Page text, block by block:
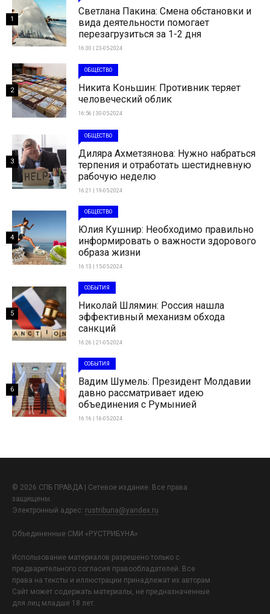
Светлана Пакина: Смена обстановки и
вида деятельности помогает
перезагрузиться за 1-2 дня
16:30 | 23-05-2024
1
ОБЩЕСТВО
Никита Коньшин: Противник теряет
человеческий облик
16:56 | 30-05-2024
2
ОБЩЕСТВО
Диляра Ахметзянова: Нужно набраться
терпения и отработать шестидневную
рабочую неделю
16:21 | 19-05-2024
3
ОБЩЕСТВО
Юлия Кушнир: Необходимо правильно
информировать о важности здорового
образа жизни
16:13 | 15-05-2024
4
СОБЫТИЯ
Николай Шлямин: Россия нашла
эффективный механизм обхода
санкций
16:26 | 21-05-2024
5
СОБЫТИЯ
Вадим Шумель: Президент Молдавии
давно рассматривает идею
объединения с Румынией
16:16 | 16-05-2024
6
© 2026 СПБ ПРАВДА | Сетевое издание. Все права
защищены.
Электронный адрес: rustribuna@yandex.ru
Объединенные СМИ «РУСТРИБУНА»
Использование материалов разрешено только с
предварительного согласия правообладателей. Все
права на тексты и иллюстрации принадлежат их авторам.
Сайт может содержать материалы, не предназначенные
для лиц младше 18 лет.